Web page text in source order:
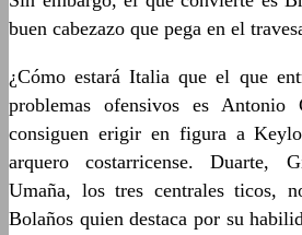
buen cabezazo que pega en el
¿Cómo estará Italia que el que
problemas ofensivos es Antonio
consiguen erigir en figura a
arquero costarricense. Duarte,
Umaña, los tres centrales ticos,
Bolaños quien destaca por su